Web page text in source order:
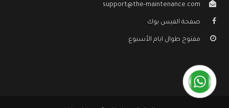
support@the-maintenance.com
صفحة الفيس بوك
مفتوح طوال ايام الأسبوع